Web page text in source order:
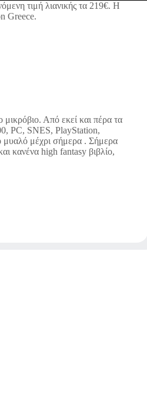
τιμή λιανικής τα 219€. Η
Greece.
Από εκεί και πέρα τα
PC, SNES, PlayStation,
μυαλό μέχρι σήμερα . Σήμερα
κανένα high fantasy βιβλίο,